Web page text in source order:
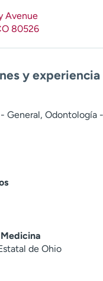
Avenue
80526
y experiencia
General, Odontología
de Ohio